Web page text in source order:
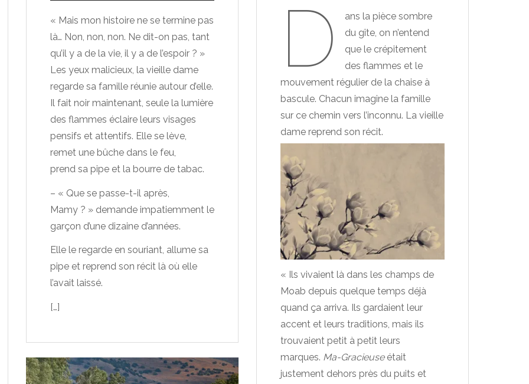
« Mais mon histoire ne se termine pas
là… Non, non, non. Ne dit-on pas, tant
qu’il y a de la vie, il y a de l’espoir ? »
Les yeux malicieux, la vieille dame
regarde sa famille réunie autour d’elle.
Il fait noir maintenant, seule la lumière
des flammes éclaire leurs visages
pensifs et attentifs. Elle se lève,
remet une bûche dans le feu,
prend sa pipe et la bourre de tabac.
– « Que se passe-t-il après,
Mamy ? » demande impatiemment le
garçon d’une dizaine d’années.
Elle le regarde en souriant, allume sa
pipe et reprend son récit là où elle
l’avait laissé.
[…]
D
ans la pièce sombre
du gîte, on n’entend
que le crépitement
des flammes et le
mouvement régulier de la chaise à
bascule. Chacun imagine la famille
sur ce chemin vers l’inconnu. La vieille
dame reprend son récit.
« Ils vivaient là dans les champs de
Moab depuis quelque temps déjà
quand ça arriva. Ils gardaient leur
accent et leurs traditions, mais ils
trouvaient petit à petit leurs
marques. Ma-Gracieuse était
justement dehors près du puits et